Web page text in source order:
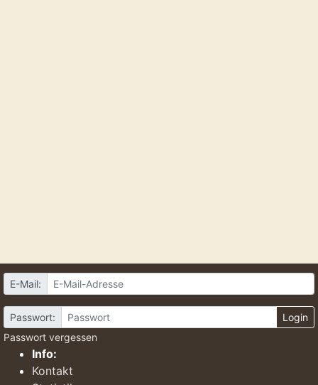
E-Mail:
Passwort:
Login
Passwort vergessen
Info:
Kontakt